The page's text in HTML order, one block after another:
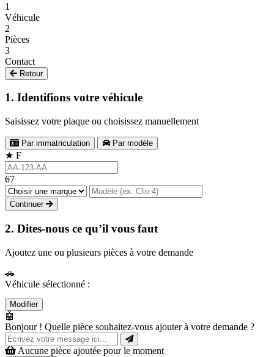
1
Véhicule
2
Pièces
3
Contact
Retour
1. Identifions votre véhicule
Saisissez votre plaque ou choisissez manuellement
Par immatriculation Par modèle
★ F
67
Continuer
2. Dites-nous ce qu’il vous faut
Ajoutez une ou plusieurs pièces à votre demande
🚗
Véhicule sélectionné :
Modifier
🤖
Bonjour ! Quelle pièce souhaitez-vous ajouter à votre demande ?
Aucune pièce ajoutée pour le moment